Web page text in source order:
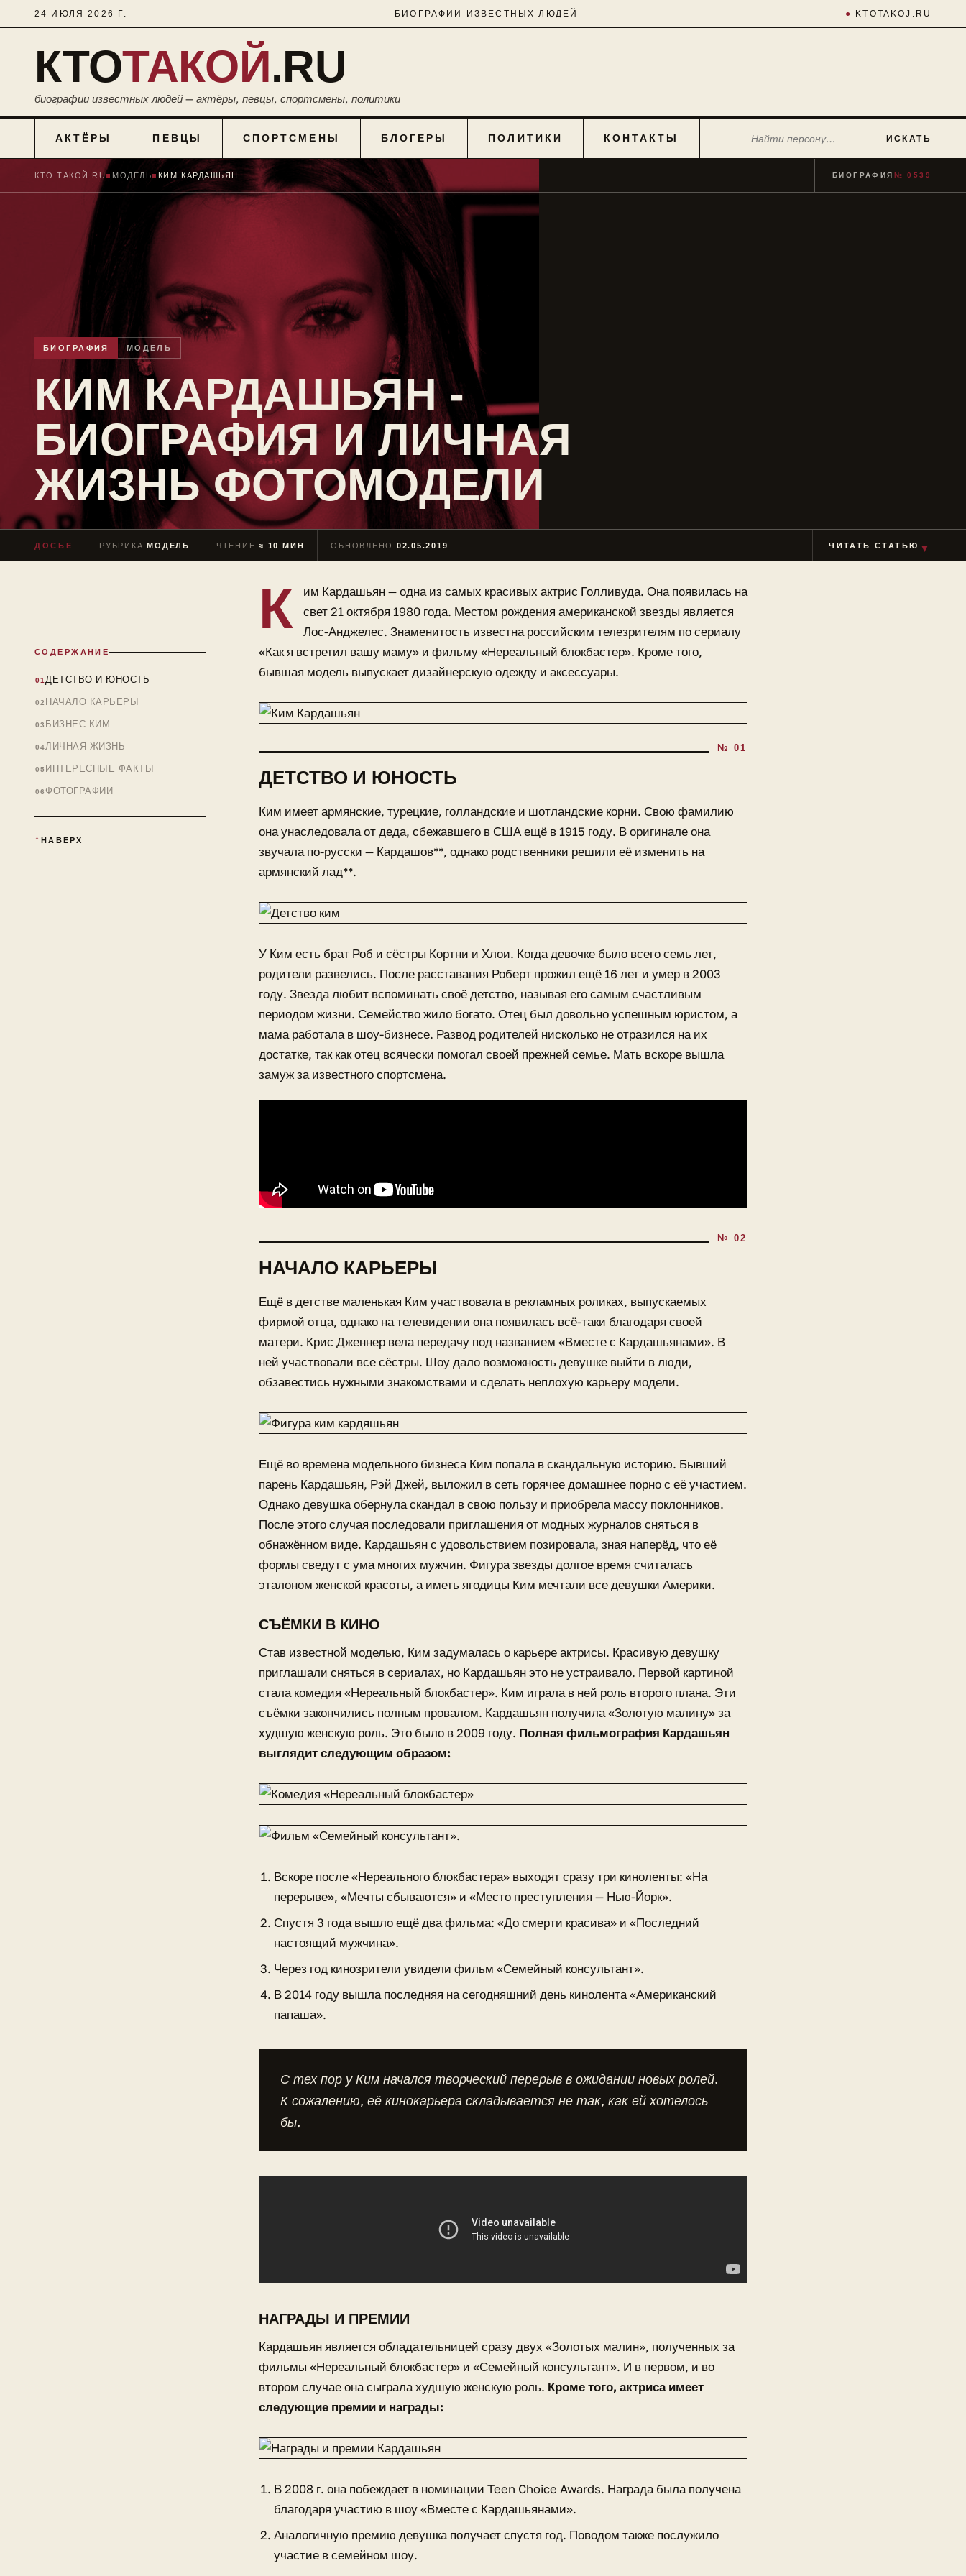
24 ИЮЛЯ 2026 Г. БИОГРАФИИ ИЗВЕСТНЫХ ЛЮДЕЙ ● KTOTAKOJ.RU
КТОТАКОЙ.RU
биографии известных людей — актёры, певцы, спортсмены, политики
АКТЁРЫ ПЕВЦЫ СПОРТСМЕНЫ БЛОГЕРЫ ПОЛИТИКИ КОНТАКТЫ ИСКАТЬ
КТО ТАКОЙ.RU■ МОДЕЛЬ■ КИМ КАРДАШЬЯН БИОГРАФИЯ № 0539
БИОГРАФИЯ МОДЕЛЬ
КИМ КАРДАШЬЯН -
БИОГРАФИЯ И ЛИЧНАЯ
ЖИЗНЬ ФОТОМОДЕЛИ
ДОСЬЕ РУБРИКАМОДЕЛЬ ЧТЕНИЕ≈ 10 МИН ОБНОВЛЕНО 02.05.2019 ЧИТАТЬ СТАТЬЮ ▼
СОДЕРЖАНИЕ
ДЕТСТВО И ЮНОСТЬ
НАЧАЛО КАРЬЕРЫ
БИЗНЕС КИМ
ЛИЧНАЯ ЖИЗНЬ
ИНТЕРЕСНЫЕ ФАКТЫ
ФОТОГРАФИИ
НАВЕРХ
К
им Кардашьян — одна из самых красивых актрис Голливуда. Она появилась на
свет 21 октября 1980 года. Местом рождения американской звезды является
Лос-Анджелес. Знаменитость известна российским телезрителям по сериалу
«Как я встретил вашу маму» и фильму «Нереальный блокбастер». Кроме того,
бывшая модель выпускает дизайнерскую одежду и аксессуары.
ДЕТСТВО И ЮНОСТЬ
Ким имеет армянские, турецкие, голландские и шотландские корни. Свою фамилию
она унаследовала от деда, сбежавшего в США ещё в 1915 году. В оригинале она
звучала по-русски — Кардашов**, однако родственники решили её изменить на
армянский лад**.
У Ким есть брат Роб и сёстры Кортни и Хлои. Когда девочке было всего семь лет,
родители развелись. После расставания Роберт прожил ещё 16 лет и умер в 2003
году. Звезда любит вспоминать своё детство, называя его самым счастливым
периодом жизни. Семейство жило богато. Отец был довольно успешным юристом, а
мама работала в шоу-бизнесе. Развод родителей нисколько не отразился на их
достатке, так как отец всячески помогал своей прежней семье. Мать вскоре вышла
замуж за известного спортсмена.
НАЧАЛО КАРЬЕРЫ
Ещё в детстве маленькая Ким участвовала в рекламных роликах, выпускаемых
фирмой отца, однако на телевидении она появилась всё-таки благодаря своей
матери. Крис Дженнер вела передачу под названием «Вместе с Кардашьянами». В
ней участвовали все сёстры. Шоу дало возможность девушке выйти в люди,
обзавестись нужными знакомствами и сделать неплохую карьеру модели.
Ещё во времена модельного бизнеса Ким попала в скандальную историю. Бывший
парень Кардашьян, Рэй Джей, выложил в сеть горячее домашнее порно с её участием.
Однако девушка обернула скандал в свою пользу и приобрела массу поклонников.
После этого случая последовали приглашения от модных журналов сняться в
обнажённом виде. Кардашьян с удовольствием позировала, зная наперёд, что её
формы сведут с ума многих мужчин. Фигура звезды долгое время считалась
эталоном женской красоты, а иметь ягодицы Ким мечтали все девушки Америки.
СЪЁМКИ В КИНО
Став известной моделью, Ким задумалась о карьере актрисы. Красивую девушку
приглашали сняться в сериалах, но Кардашьян это не устраивало. Первой картиной
стала комедия «Нереальный блокбастер». Ким играла в ней роль второго плана. Эти
съёмки закончились полным провалом. Кардашьян получила «Золотую малину» за
худшую женскую роль. Это было в 2009 году. Полная фильмография Кардашьян
выглядит следующим образом:
Вскоре после «Нереального блокбастера» выходят сразу три киноленты: «На
перерыве», «Мечты сбываются» и «Место преступления — Нью-Йорк».
Спустя 3 года вышло ещё два фильма: «До смерти красива» и «Последний
настоящий мужчина».
Через год кинозрители увидели фильм «Семейный консультант».
В 2014 году вышла последняя на сегодняшний день кинолента «Американский
папаша».
С тех пор у Ким начался творческий перерыв в ожидании новых ролей.
К сожалению, её кинокарьера складывается не так, как ей хотелось
бы.
НАГРАДЫ И ПРЕМИИ
Кардашьян является обладательницей сразу двух «Золотых малин», полученных за
фильмы «Нереальный блокбастер» и «Семейный консультант». И в первом, и во
втором случае она сыграла худшую женскую роль. Кроме того, актриса имеет
следующие премии и награды:
В 2008 г. она побеждает в номинации Teen Choice Awards. Награда была получена
благодаря участию в шоу «Вместе с Кардашьянами».
Аналогичную премию девушка получает спустя год. Поводом также послужило
участие в семейном шоу.